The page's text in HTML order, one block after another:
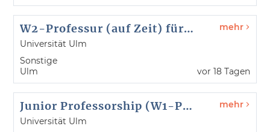
W2-Professur (auf Zeit) für für Precision Geriatrics and Artificial Intelligence (m/w/d) - Referenz-Nr. 26113
Universität Ulm
Sonstige
Ulm
mehr
vor 18 Tagen
Junior Professorship (W1-Professur) for Organic Chemistry -with Tenure Track (m/f/d) - reference no. 26112
Universität Ulm
mehr